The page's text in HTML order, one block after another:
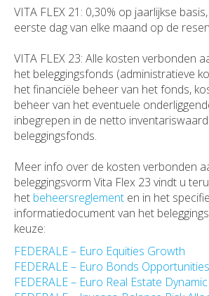
VITA FLEX 21: 0,30% op jaarlijkse
eerste dag van elke maand op de
VITA FLEX 23: Alle kosten verbonden
het beleggingsfonds (administratieve
het financiële beheer van het fonds,
beheer van het eventuele
inbegrepen in de netto
beleggingsfonds.
Meer info over de kosten verbonden
beleggingsvorm Vita Flex 23 vindt u
het beheersreglement en in het
informatiedocument van het
keuze:
FEDERALE – Euro Equities Growth
FEDERALE – Euro Bonds Opportunities
FEDERALE – Euro Real Estate Dynamic